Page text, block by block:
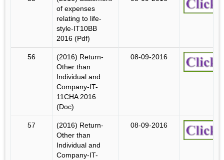
of expenses
relating to life-
style-IT10BB
2016 (Pdf)
56
(2016) Return-
Other than
Individual and
Company-IT-
11CHA 2016
(Doc)
08-09-2016
57
(2016) Return-
Other than
Individual and
Company-IT-
08-09-2016